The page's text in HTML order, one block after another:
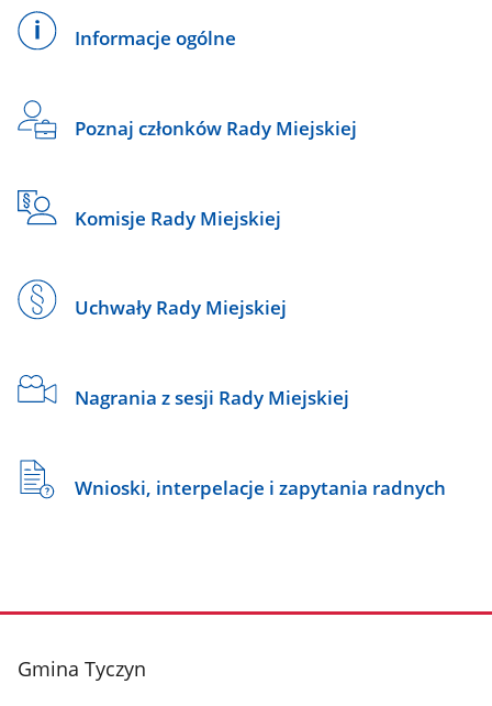
Informacje ogólne
Poznaj członków Rady Miejskiej
Komisje Rady Miejskiej
Uchwały Rady Miejskiej
Nagrania z sesji Rady Miejskiej
Wnioski, interpelacje i zapytania radnych
stopka
Gmina Tyczyn